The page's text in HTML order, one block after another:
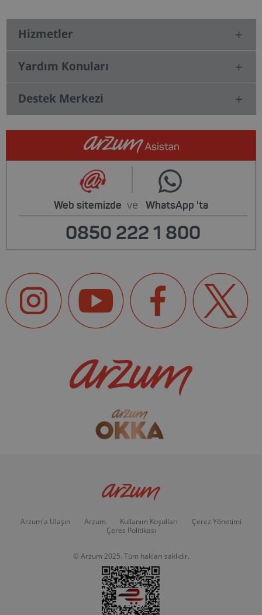
Hizmetler
Yardım Konuları
Destek Merkezi
Web sitemizde ve WhatsApp 'ta
0850 222 1 800
Arzum'a Ulaşın Arzum Kullanım Koşulları
Çerez Yönetimi
Çerez Politikası
© Arzum 2025. Tüm hakları saklıdır.